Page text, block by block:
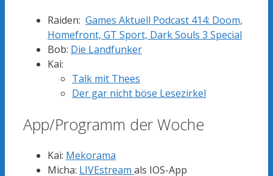
Raiden: Games Aktuell Podcast 414: Doom,
Homefront, GT Sport, Dark Souls 3 Special
Bob: Die Landfunker
Kai:
Talk mit Thees
Der gar nicht böse Lesezirkel
App/Programm der Woche
Kai: Mekorama
Micha: LIVEstream als IOS-App